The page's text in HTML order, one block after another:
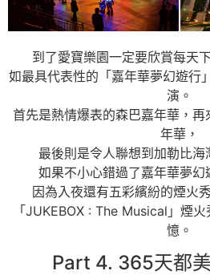
到了愛寶樂園一定要欣賞每天
如最具代表性的「嘉年華夢幻遊行
演。
首先是熱情爆表的森巴嘉年華，
年華，
最後則是令人聯想到加勒比海
如果不小心錯過了嘉年華夢幻
因為入夜還有五彩繽紛的煙火
「JUKEBOX : The Musical」煙
憶。
Part 4. 365天都